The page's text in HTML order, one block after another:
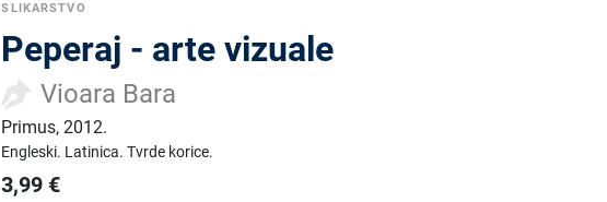
SLIKARSTVO
Peperaj - arte vizuale
Vioara Bara
Primus,2012.
Engleski. Latinica.Tvrde korice.
3,99 €